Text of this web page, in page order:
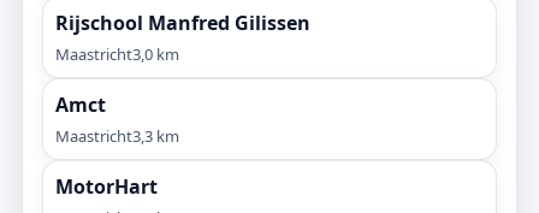
Rijschool Manfred Gilissen
Maastricht3,0 km
Amct
Maastricht3,3 km
MotorHart